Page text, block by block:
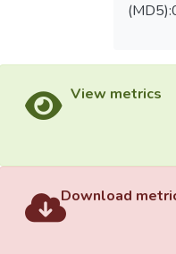
View metrics
Download